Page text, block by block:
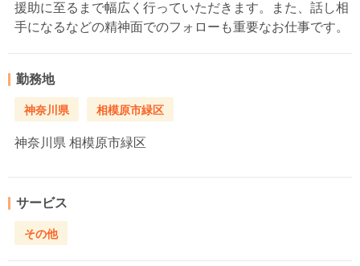
援助に至るまで幅広く行っていただきます。また、話し相
手になるなどの精神面でのフォローも重要なお仕事です。
勤務地
神奈川県 相模原市緑区
神奈川県 相模原市緑区
サービス
その他